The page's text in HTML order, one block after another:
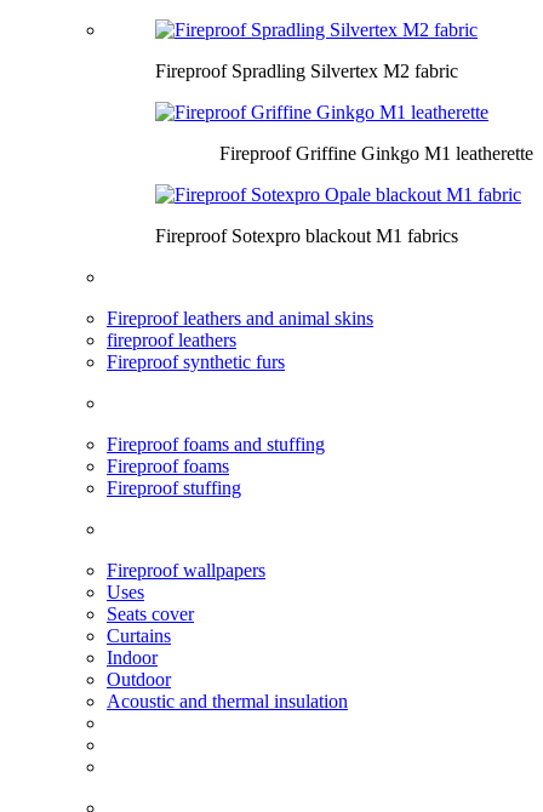
Fireproof Spradling Silvertex M2 fabric
Fireproof Griffine Ginkgo M1 leatherette
Fireproof Sotexpro blackout M1 fabrics
Fireproof leathers and animal skins
fireproof leathers
Fireproof synthetic furs
Fireproof foams and stuffing
Fireproof foams
Fireproof stuffing
Fireproof wallpapers
Uses
Seats cover
Curtains
Indoor
Outdoor
Acoustic and thermal insulation